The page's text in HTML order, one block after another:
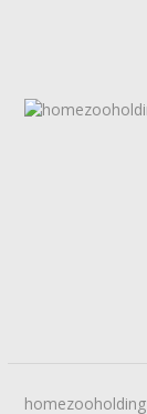
homezooholding